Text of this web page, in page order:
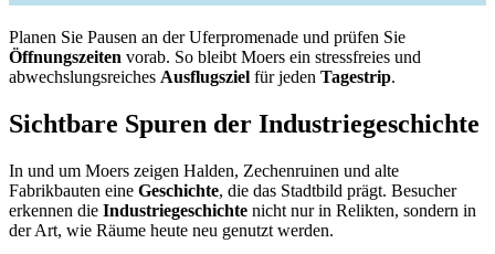
Planen Sie Pausen an der Uferpromenade und prüfen Sie
Öffnungszeiten vorab. So bleibt Moers ein stressfreies und
abwechslungsreiches Ausflugsziel für jeden Tagestrip.
Sichtbare Spuren der Industriegeschichte
In und um Moers zeigen Halden, Zechenruinen und alte
Fabrikbauten eine Geschichte, die das Stadtbild prägt. Besucher
erkennen die Industriegeschichte nicht nur in Relikten, sondern in
der Art, wie Räume heute neu genutzt werden.